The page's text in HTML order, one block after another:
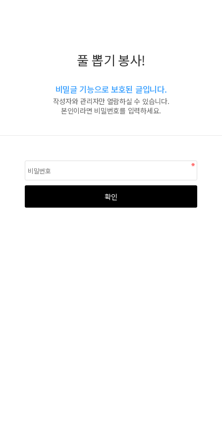
풀 뽑기 봉사!
비밀글 기능으로 보호된 글입니다.
작성자와 관리자만 열람하실 수 있습니다.
본인이라면 비밀번호를 입력하세요.